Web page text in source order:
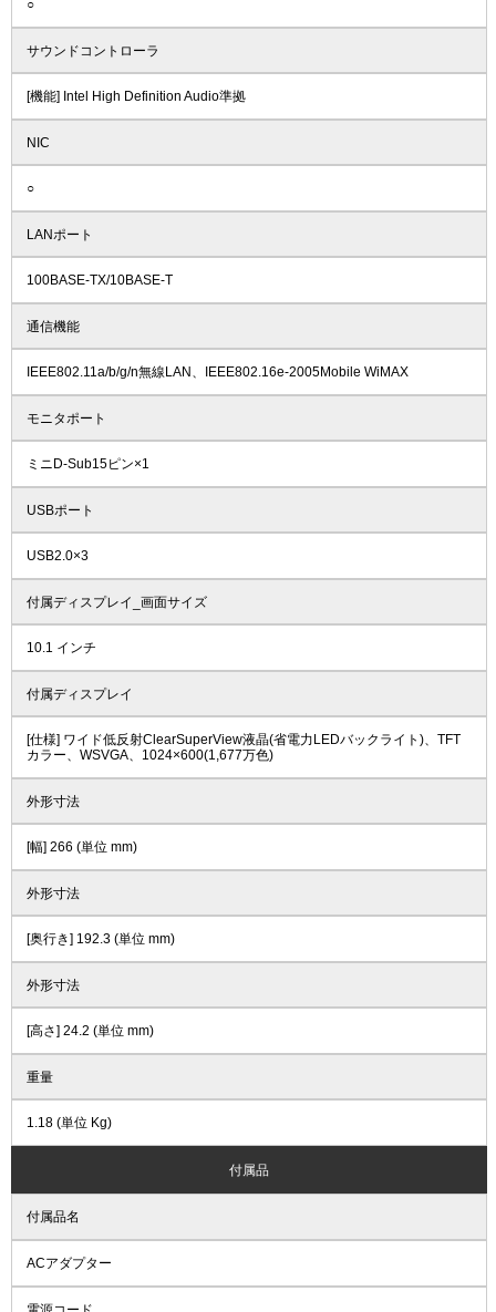
○
サウンドコントローラ
[機能] Intel High Definition Audio準拠
NIC
○
LANポート
100BASE-TX/10BASE-T
通信機能
IEEE802.11a/b/g/n無線LAN、IEEE802.16e-2005Mobile WiMAX
モニタポート
ミニD-Sub15ピン×1
USBポート
USB2.0×3
付属ディスプレイ_画面サイズ
10.1 インチ
付属ディスプレイ
[仕様] ワイド低反射ClearSuperView液晶(省電力LEDバックライト)、TFT
カラー、WSVGA、1024×600(1,677万色)
外形寸法
[幅] 266 (単位 mm)
外形寸法
[奥行き] 192.3 (単位 mm)
外形寸法
[高さ] 24.2 (単位 mm)
重量
1.18 (単位 Kg)
付属品
付属品名
ACアダプター